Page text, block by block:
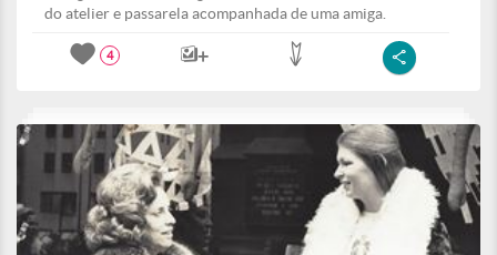
do atelier e passarela acompanhada de uma amiga.
4